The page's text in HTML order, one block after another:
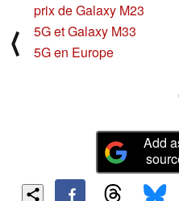
⟨
prix de Galaxy M23
5G et Galaxy M33
5G en Europe
Add